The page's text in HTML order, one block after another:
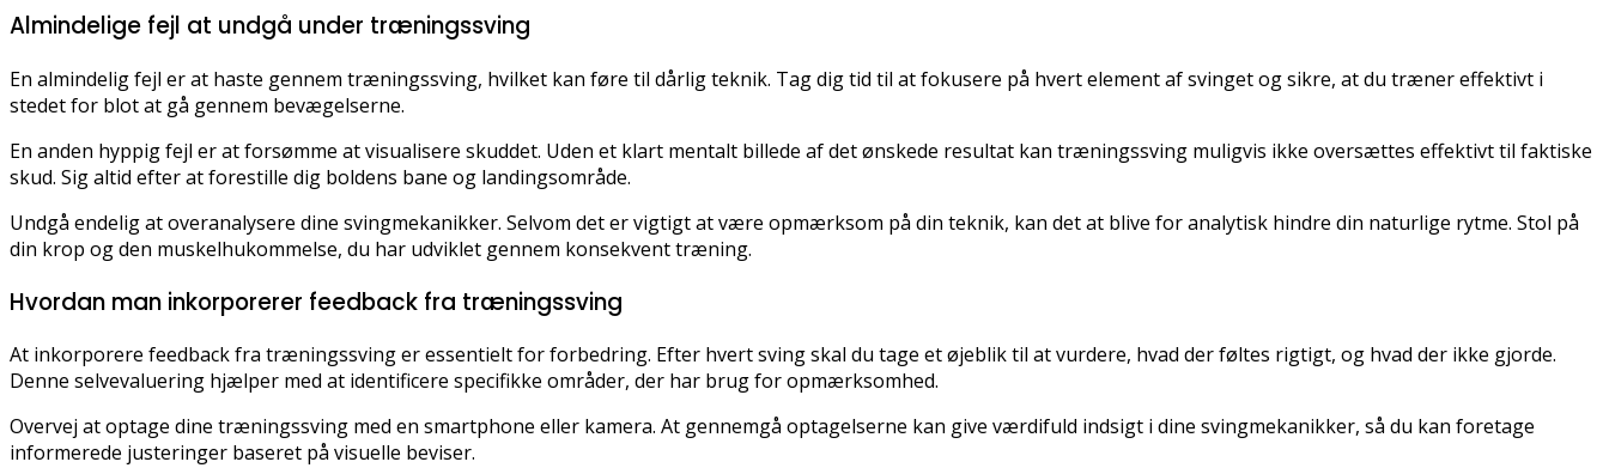
Almindelige fejl at undgå under træningssving
En almindelig fejl er at haste gennem træningssving, hvilket kan føre til dårlig teknik. Tag dig tid til at fokusere på hvert element af svinget og sikre, at du træner effektivt i
stedet for blot at gå gennem bevægelserne.
En anden hyppig fejl er at forsømme at visualisere skuddet. Uden et klart mentalt billede af det ønskede resultat kan træningssving muligvis ikke oversættes effektivt til faktiske
skud. Sig altid efter at forestille dig boldens bane og landingsområde.
Undgå endelig at overanalysere dine svingmekanikker. Selvom det er vigtigt at være opmærksom på din teknik, kan det at blive for analytisk hindre din naturlige rytme. Stol på
din krop og den muskelhukommelse, du har udviklet gennem konsekvent træning.
Hvordan man inkorporerer feedback fra træningssving
At inkorporere feedback fra træningssving er essentielt for forbedring. Efter hvert sving skal du tage et øjeblik til at vurdere, hvad der føltes rigtigt, og hvad der ikke gjorde.
Denne selvevaluering hjælper med at identificere specifikke områder, der har brug for opmærksomhed.
Overvej at optage dine træningssving med en smartphone eller kamera. At gennemgå optagelserne kan give værdifuld indsigt i dine svingmekanikker, så du kan foretage
informerede justeringer baseret på visuelle beviser.